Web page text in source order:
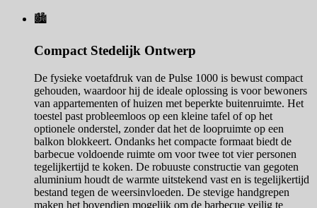
🏙️
Compact Stedelijk Ontwerp
De fysieke voetafdruk van de Pulse 1000 is bewust compact
gehouden, waardoor hij de ideale oplossing is voor bewoners
van appartementen of huizen met beperkte buitenruimte. Het
toestel past probleemloos op een kleine tafel of op het
optionele onderstel, zonder dat het de loopruimte op een
balkon blokkeert. Ondanks het compacte formaat biedt de
barbecue voldoende ruimte om voor twee tot vier personen
tegelijkertijd te koken. De robuuste constructie van gegoten
aluminium houdt de warmte uitstekend vast en is tegelijkertijd
bestand tegen de weersinvloeden. De stevige handgrepen
maken het bovendien mogelijk om de barbecue veilig te